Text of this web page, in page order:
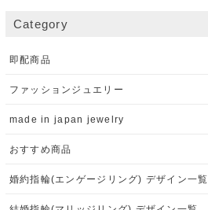
Category
即配商品
ファッションジュエリー
made in japan jewelry
おすすめ商品
婚約指輪(エンゲージリング) デザイン一覧